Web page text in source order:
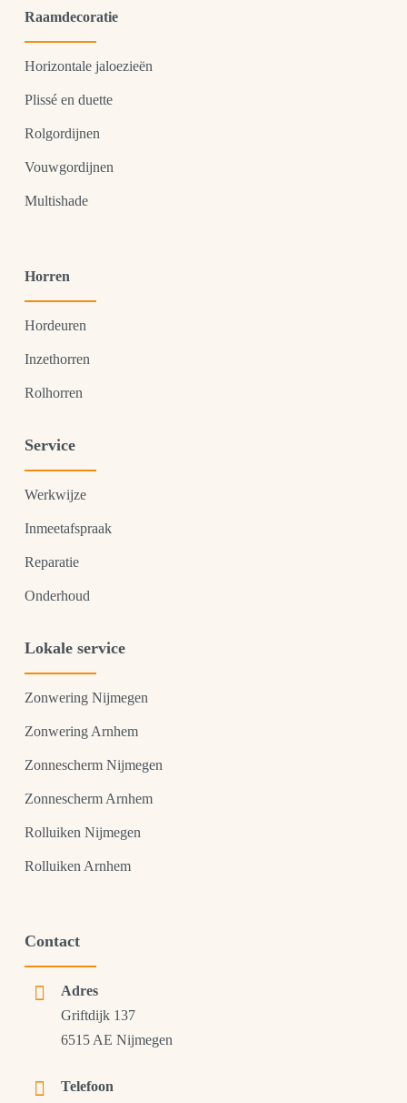
Raamdecoratie
Horizontale jaloezieën
Plissé en duette
Rolgordijnen
Vouwgordijnen
Multishade
Horren
Hordeuren
Inzethorren
Rolhorren
Service
Werkwijze
Inmeetafspraak
Reparatie
Onderhoud
Lokale service
Zonwering Nijmegen
Zonwering Arnhem
Zonnescherm Nijmegen
Zonnescherm Arnhem
Rolluiken Nijmegen
Rolluiken Arnhem
Contact
Adres
Griftdijk 137
6515 AE Nijmegen
Telefoon